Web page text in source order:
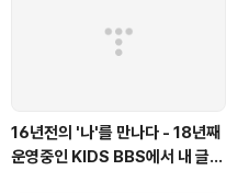
16년전의 '나'를 만나다 - 18년째
운영중인 KIDS BBS에서 내 글을